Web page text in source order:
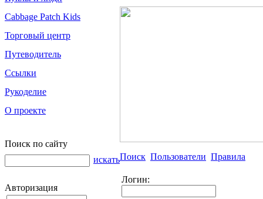
Cabbage Patch Kids
Торговый центр
Путеводитель
Ссылки
Рукоделие
О проекте
Поиск по сайту
искать
Авторизация
Поиск Пользователи Правила
Логин: